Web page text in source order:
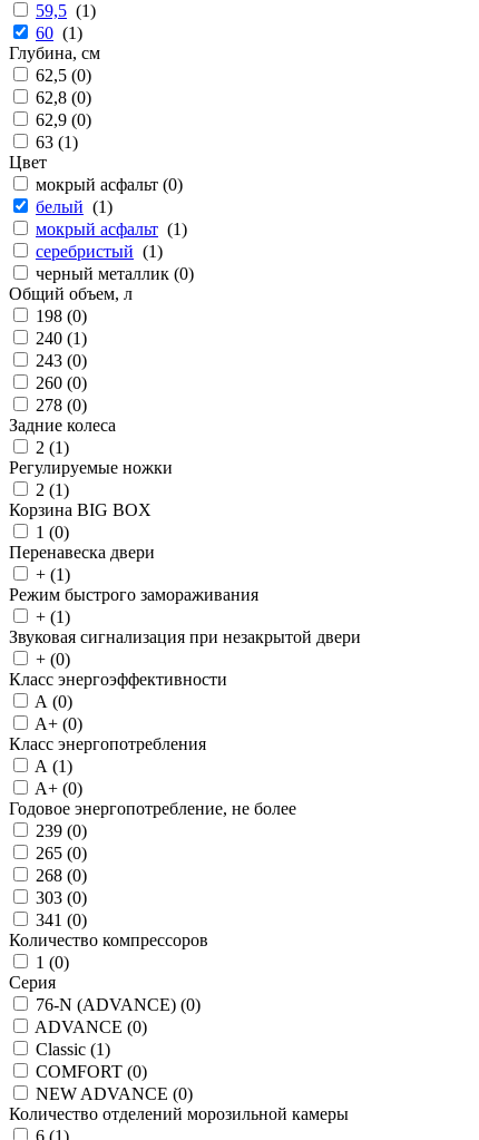
59,5 (1)
60 (1)
Глубина, см
62,5 (0)
62,8 (0)
62,9 (0)
63 (1)
Цвет
мокрый асфальт (0)
белый (1)
мокрый асфальт (1)
серебристый (1)
черный металлик (0)
Общий объем, л
198 (0)
240 (1)
243 (0)
260 (0)
278 (0)
Задние колеса
2 (1)
Регулируемые ножки
2 (1)
Корзина BIG BOX
1 (0)
Перенавеска двери
+ (1)
Режим быстрого замораживания
+ (1)
Звуковая сигнализация при незакрытой двери
+ (0)
Класс энергоэффективности
A (0)
A+ (0)
Класс энергопотребления
A (1)
A+ (0)
Годовое энергопотребление, не более
239 (0)
265 (0)
268 (0)
303 (0)
341 (0)
Количество компрессоров
1 (0)
Серия
76-N (ADVANCE) (0)
ADVANCE (0)
Classic (1)
COMFORT (0)
NEW ADVANCE (0)
Количество отделений морозильной камеры
6 (1)